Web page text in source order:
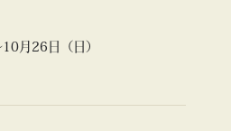
月26日（日）